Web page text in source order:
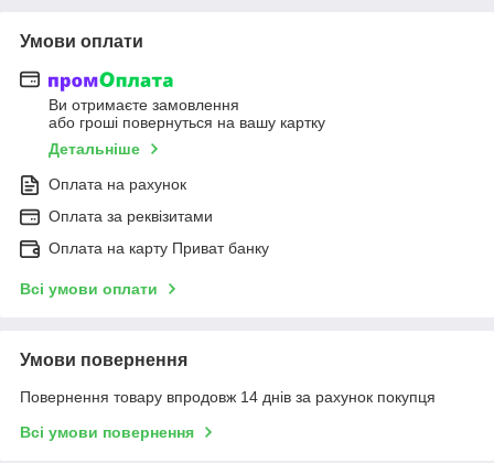
Умови оплати
Ви отримаєте замовлення
або гроші повернуться на вашу картку
Детальніше
Оплата на рахунок
Оплата за реквізитами
Оплата на карту Приват банку
Всі умови оплати
Умови повернення
Повернення товару впродовж 14 днів за рахунок покупця
Всі умови повернення